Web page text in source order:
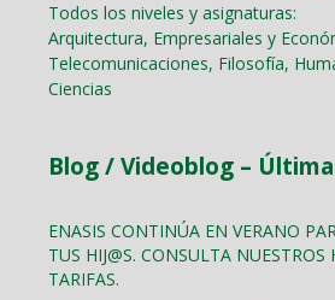
Todos los niveles y asignaturas:
Arquitectura, Empresariales y
Telecomunicaciones, Filosofía,
Ciencias
Blog / Videoblog –
ENASIS CONTINÚA EN VERANO
TUS HIJ@S. CONSULTA NUESTROS
TARIFAS.